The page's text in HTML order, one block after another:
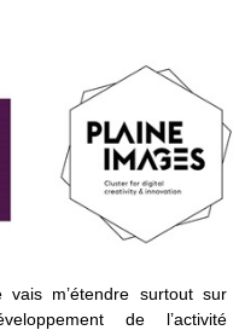
m’étendre surtout sur
de l’activité